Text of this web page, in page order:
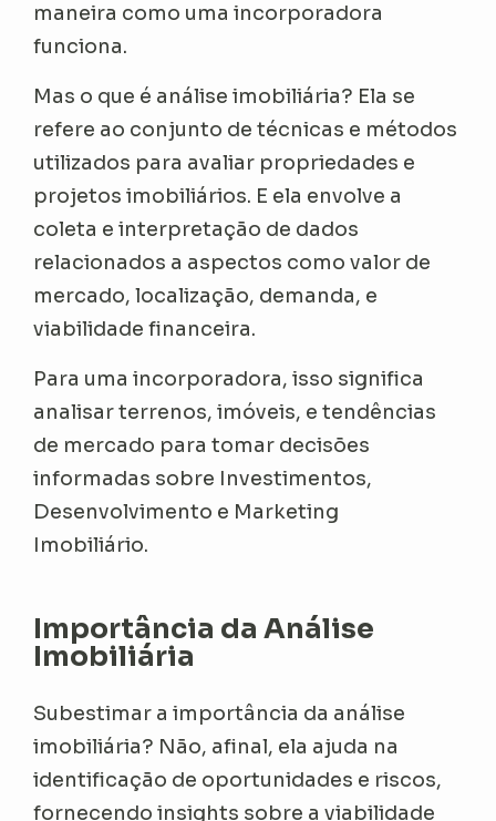
maneira como uma incorporadora
funciona.
Mas o que é análise imobiliária? Ela se
refere ao conjunto de técnicas e métodos
utilizados para avaliar propriedades e
projetos imobiliários. E ela envolve a
coleta e interpretação de dados
relacionados a aspectos como valor de
mercado, localização, demanda, e
viabilidade financeira.
Para uma incorporadora, isso significa
analisar terrenos, imóveis, e tendências
de mercado para tomar decisões
informadas sobre Investimentos,
Desenvolvimento e Marketing
Imobiliário.
Importância da Análise
Imobiliária
Subestimar a importância da análise
imobiliária? Não, afinal, ela ajuda na
identificação de oportunidades e riscos,
fornecendo insights sobre a viabilidade